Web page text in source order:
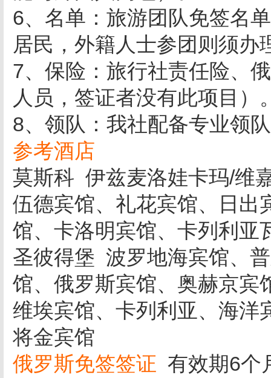
6、名单：旅游团队免签名
居民，外籍人士参团则须办
7、保险：旅行社责任险、
人员，签证者没有此项目）
8、领队：我社配备专业领
参考酒店
莫斯科 伊兹麦洛娃卡玛/维
伍德宾馆、礼花宾馆、日出
馆、卡洛明宾馆、卡列利亚
圣彼得堡 波罗地海宾馆、
馆、俄罗斯宾馆、奥赫京宾
维埃宾馆、卡列利亚、海洋
将金宾馆
俄罗斯免签签证 有效期6个